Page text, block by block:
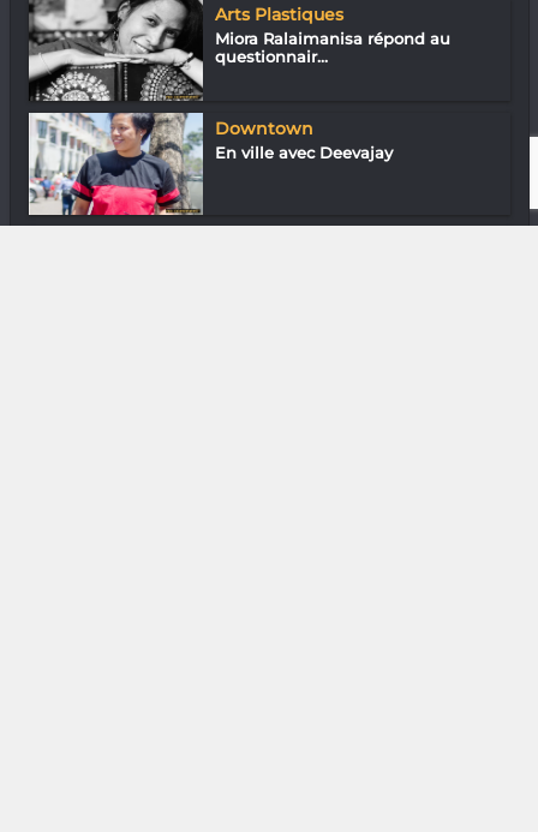
Arts Plastiques
Miora Ralaimanisa répond au
questionnair...
Downtown
En ville avec Deevajay